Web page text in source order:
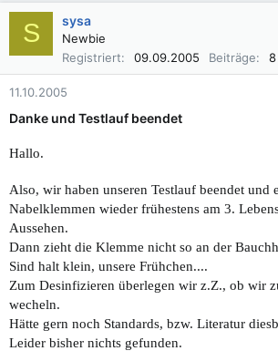
S sysa
Newbie
Registriert
09.09.2005 Beiträge 8
11.10.2005
Danke und Testlauf beendet
Hallo.
Also, wir haben unseren Testlauf beendet und
Nabelklemmen wieder frühestens am 3.
Aussehen.
Dann zieht die Klemme nicht so an der
Sind halt klein, unsere Frühchen....
Zum Desinfizieren überlegen wir z.Z., ob wir
wecheln.
Hätte gern noch Standards, bzw. Literatur
Leider bisher nichts gefunden.